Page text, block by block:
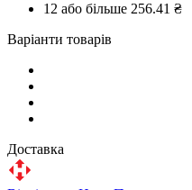
12 або більше 256.41 ₴
Варіанти товарів
Доставка